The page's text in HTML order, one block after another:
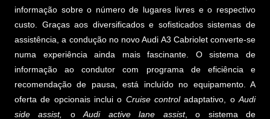
informação sobre o número de lugares livres e o respectivo
custo. Graças aos diversificados e sofisticados sistemas de
assistência, a condução no novo Audi A3 Cabriolet converte-se
numa experiência ainda mais fascinante. O sistema de
informação ao condutor com programa de eficiência e
recomendação de pausa, está incluído no equipamento. A
oferta de opcionais inclui o Cruise controladaptativo, oAudi
side assist,
oAudi active lane assist, o sistema de